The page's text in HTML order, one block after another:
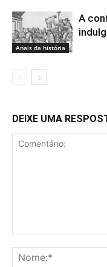
Anais da história
A
DEIXE UMA